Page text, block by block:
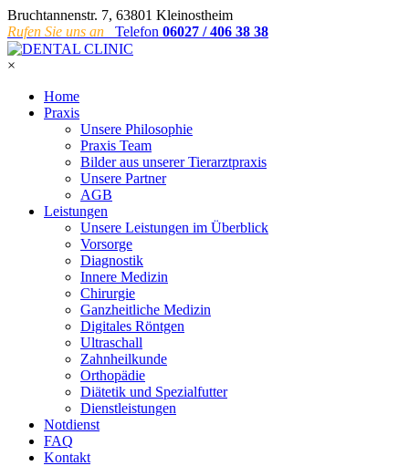
Bruchtannenstr. 7, 63801 Kleinostheim
Rufen Sie uns an
Telefon 06027 / 406 38 38
×
Home
Praxis
Unsere Philosophie
Praxis Team
Bilder aus unserer Tierarztpraxis
Unsere Partner
AGB
Leistungen
Unsere Leistungen im Überblick
Vorsorge
Diagnostik
Innere Medizin
Chirurgie
Ganzheitliche Medizin
Digitales Röntgen
Ultraschall
Zahnheilkunde
Orthopädie
Diätetik und Spezialfutter
Dienstleistungen
Notdienst
FAQ
Kontakt